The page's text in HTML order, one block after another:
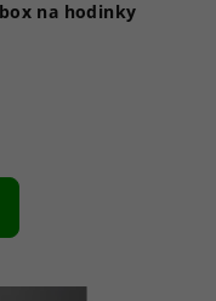
na hodinky